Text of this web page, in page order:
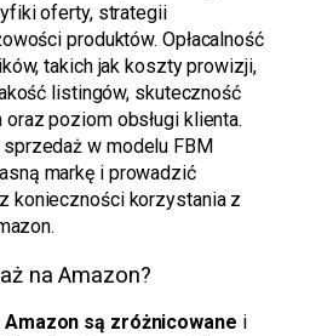
oferty, strategii
produktów. Opłacalność
takich jak koszty prowizji,
listingów, skuteczność
poziom obsługi klienta.
w modelu FBM
markę i prowadzić
konieczności korzystania z
na Amazon?
są zróżnicowane i